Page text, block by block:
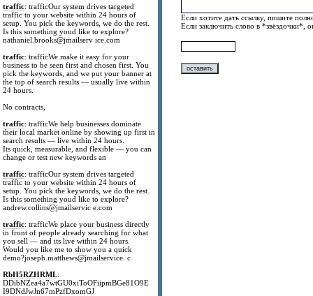
traffic: trafficOur system drives targeted
traffic to your website within 24 hours of
setup. You pick the keywords, we do the rest.
Is this something youd like to explore?
nathaniel.brooks@jmailserv ice.com
traffic: trafficWe make it easy for your
business to be seen first and chosen first. You
pick the keywords, and we put your banner at
the top of search results — usually live within
24 hours.
No contracts,
traffic: trafficWe help businesses dominate
their local market online by showing up first in
search results — live within 24 hours.
Its quick, measurable, and flexible — you can
change or test new keywords an
traffic: trafficOur system drives targeted
traffic to your website within 24 hours of
setup. You pick the keywords, we do the rest.
Is this something youd like to explore?
andrew.collins@jmailservic e.com
traffic: trafficWe place your business directly
in front of people already searching for what
you sell — and its live within 24 hours.
Would you like me to show you a quick
demo?joseph.matthews@jmailservice. c
RbH5RZHRML:
DDibNZea4a7wtGU0xiToOFiipmBGe81O9E
I9DNdJwJn67mPzfDxomGJ
Если хотите дать ссылку, пишите
Если заключить слово в *звёздочки*,